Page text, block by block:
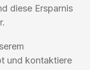
diese Ersparnis
und kontaktiere